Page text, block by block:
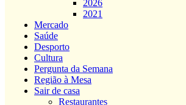
2026
2021
Mercado
Saúde
Desporto
Cultura
Pergunta da Semana
Região à Mesa
Sair de casa
Restaurantes